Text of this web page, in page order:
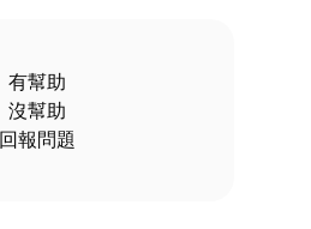
有幫助
沒幫助
回報問題